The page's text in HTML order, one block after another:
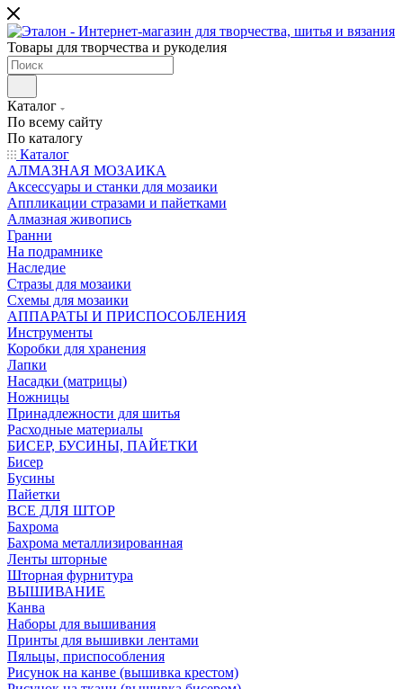
Товары для творчества и рукоделия
Каталог
По всему сайту
По каталогу
Каталог
АЛМАЗНАЯ МОЗАИКА
Аксессуары и станки для мозаики
Аппликации стразами и пайетками
Алмазная живопись
Гранни
На подрамнике
Наследие
Стразы для мозаики
Схемы для мозаики
АППАРАТЫ И ПРИСПОСОБЛЕНИЯ
Инструменты
Коробки для хранения
Лапки
Насадки (матрицы)
Ножницы
Принадлежности для шитья
Расходные материалы
БИСЕР, БУСИНЫ, ПАЙЕТКИ
Бисер
Бусины
Пайетки
ВСЕ ДЛЯ ШТОР
Бахрома
Бахрома металлизированная
Ленты шторные
Шторная фурнитура
ВЫШИВАНИЕ
Канва
Наборы для вышивания
Принты для вышивки лентами
Пяльцы, приспособления
Рисунок на канве (вышивка крестом)